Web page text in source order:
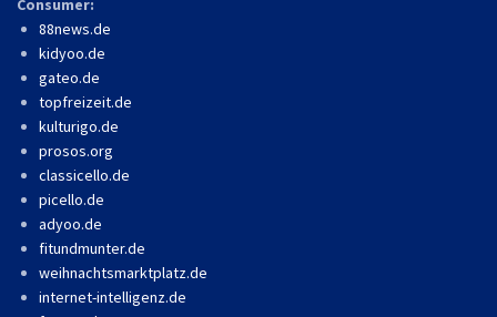
Consumer:
88news.de
kidyoo.de
gateo.de
topfreizeit.de
kulturigo.de
prosos.org
classicello.de
picello.de
adyoo.de
fitundmunter.de
weihnachtsmarktplatz.de
internet-intelligenz.de